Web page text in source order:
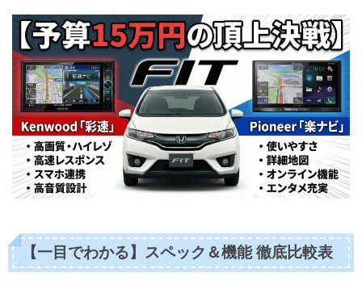
【一目でわかる】スペック＆機能 徹底比較表